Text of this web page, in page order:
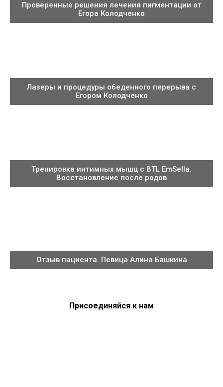
Проверенные решения лечения пигментации от
Егора Колодченко
Лазеры и процедуры обеденного перерыва с
Егором Колодченко
Тренировка интимных мышц с BTL EmSella.
Восстановление после родов
Отзыв пациента. Певица Алина Башкина
Присоединяйся к нам